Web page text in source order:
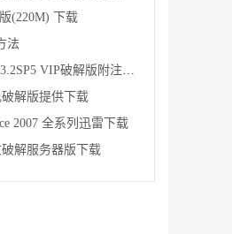
(220M) 下载
法
VIP破解版附注册机下载
破解版提供下载
2007 全系列迅雷下载
解服务器版下载